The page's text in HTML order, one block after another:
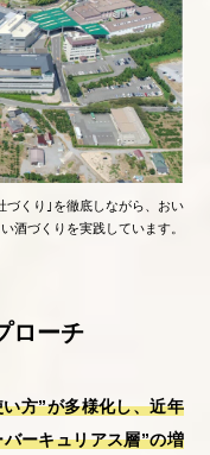
づくり｣を徹底しながら、おい
い酒づくりを実践しています。
ローチ
方”が多様化し、近年
ーキュリアス層”の増